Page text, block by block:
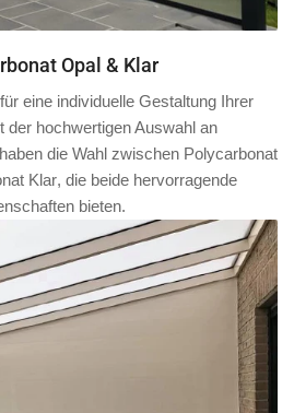
Opal & Klar
eine individuelle Gestaltung Ihrer
der hochwertigen Auswahl an
die Wahl zwischen Polycarbonat
Klar, die beide hervorragende
bieten.